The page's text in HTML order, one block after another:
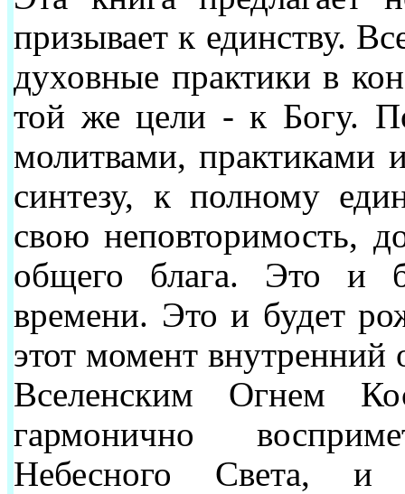
призывает к единству.
духовные практики в
той же цели - к Богу.
молитвами,
синтезу, к полному
свою неповторимость,
общего блага. Это и
времени. Это и будет
этот момент внутренний
Вселенским Огнем
гармонично
Небесного Света, и